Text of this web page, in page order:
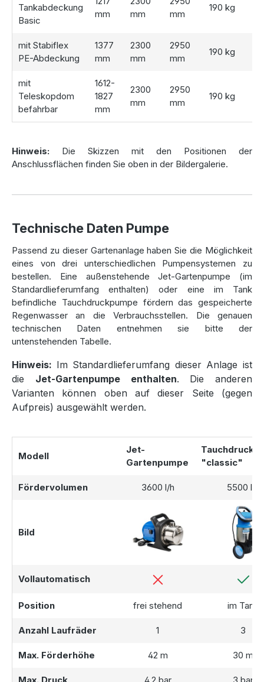
drei vormontierten DN100-Anschlüssen für Zulauf, Ablauf
und Technik ausgestattet. Das integrierte Filter- und
Regenwasser
sauber bleibt und problemlos entnommen
werden kann. Je nach individuellen Anforderungen stehen
Jet-Gartenpumpe (Standard):
Eine mobile Pumpe
außerhalb der
Zisterne
, die flexibel eingesetzt werden
Tauchdruckpumpe (optional):Eine leistungsstarke,
geräuscharme Pumpe, die direkt imRegenwassertank
unsichtbaren und besonders bequemen Pumpenbetrieb.
Individuelle Anpassung mit
verschiedenen Abdeckungen
DieKunststoffzisternewird mit einem vormontierten
Filterkorb und einem Überlaufsiphon mit Kleintierschutz
geliefert. Zusätzlich stehen verschiedene
Abdeckungsoptionen zur Verfügung, um die
Zisterne
optimal in Ihren Garten zu integrieren:
schlagfestem Polyethylen für eine einfache Abdeckung.
Stabiflex PE-Abdeckung (bis 200 kg belastbar):
TÜV-geprüft und begehbar, ideal für stabilen Schutz.
Domschacht-Abdeckung (bis 600 kg Radlast):
Tankabdeckung
Basic
mm
mm
mm
190 kg
mit Stabiflex
PE-Abdeckung
1377
mm
2300
mm
2950
mm
190 kg
mit
Teleskopdom
befahrbar
1612-
1827
mm
2300
mm
2950
mm
190 kg
Hinweis: Die Skizzen mit den Positionen der
Anschlussflächen finden Sie oben in der Bildergalerie.
Technische Daten Pumpe
Passend zu dieser Gartenanlage haben Sie die Möglichkeit
eines von drei unterschiedlichen Pumpensystemen zu
bestellen. Eine außenstehende Jet-Gartenpumpe (im
Standardlieferumfang enthalten) oder eine im Tank
befindliche Tauchdruckpumpe fördern das gespeicherte
Regenwasser an die Verbrauchsstellen. Die genauen
technischen Daten entnehmen sie bitte der
untenstehenden Tabelle.
Hinweis: Im Standardlieferumfang dieser Anlage ist
die Jet-Gartenpumpe enthalten. Die anderen
Varianten können oben auf dieser Seite (gegen
Aufpreis) ausgewählt werden.
Modell
Jet-
Gartenpumpe
"classic"
Fördervolumen 3600 l/h 5500 l/h
Bild
Vollautomatisch
Position frei stehend im Tank
Anzahl Laufräder 1 3
Max. Förderhöhe 42 m 30 m